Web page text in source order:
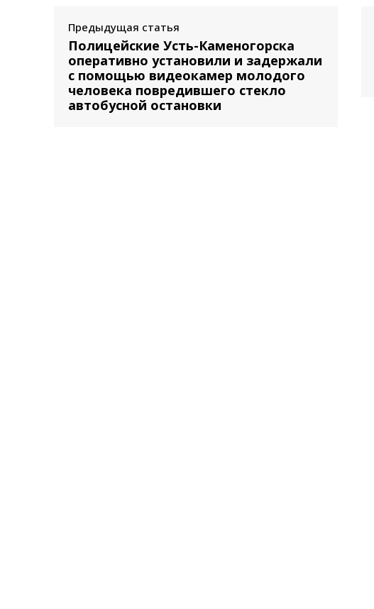
Предыдущая статья
Полицейские Усть-Каменогорска
оперативно установили и задержали
с помощью видеокамер молодого
человека повредившего стекло
автобусной остановки